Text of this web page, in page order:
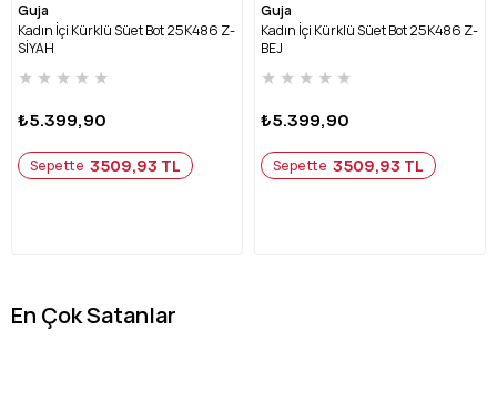
Guja
Kadın İçi Kürklü Süet Bot 25K486 Z-
SİYAH
★ ★ ★ ★ ★
₺5.399,90
Sepette 3509,93 TL
Guja
Kadın İçi Kürklü Süet Bot 25K486 Z-
BEJ
★ ★ ★ ★ ★
₺5.399,90
Sepette 3509,93 TL
En Çok Satanlar